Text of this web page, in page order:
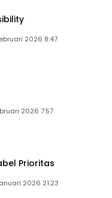
2026 8:47
2026 7:57
Prioritas
2026 21:23